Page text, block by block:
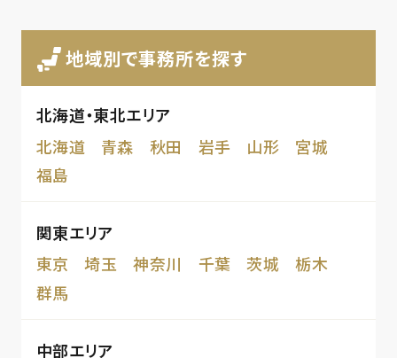
地域別で事務所を探す
北海道・東北エリア
北海道
青森 秋田 岩手 山形
宮城
福島
関東エリア
東京
埼玉 神奈川 千葉 茨城
栃木
群馬
中部エリア